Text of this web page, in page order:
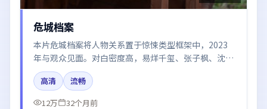
危城档案
本片危城档案将人物关系置于惊悚类型框架中，2023
年与观众见面。对白密度高，易烊千玺、张子枫、沈
腾、梁朝伟的台词节奏值得关注；整体气质偏泰国都市
与冷色调摄影。
高清
流畅
12万
32个月前